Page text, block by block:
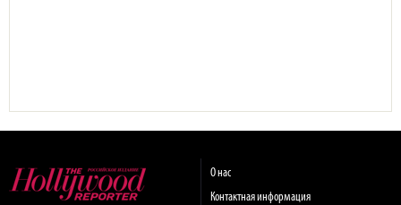
О нас
Контактная информация